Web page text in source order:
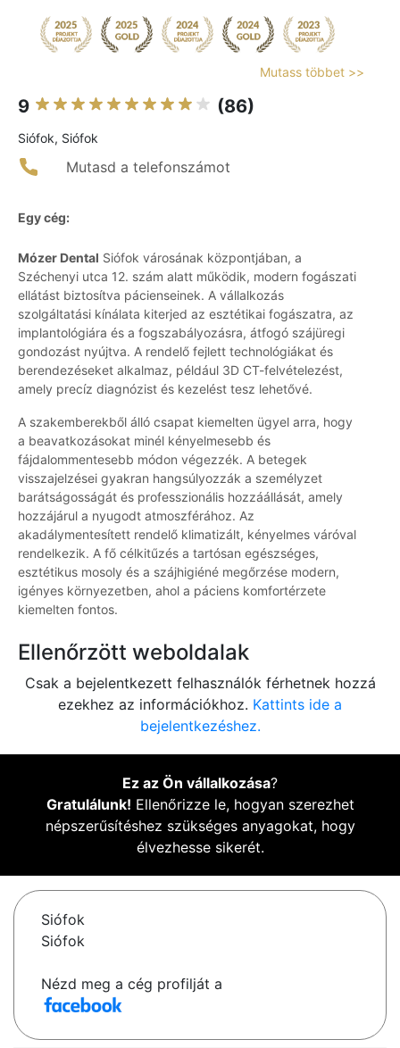
Mutass többet >>
9 (86)
Siófok, Siófok
Mutasd a telefonszámot
Egy cég:
Mózer Dental Siófok városának központjában, a
Széchenyi utca 12. szám alatt működik, modern fogászati
ellátást biztosítva pácienseinek. A vállalkozás
szolgáltatási kínálata kiterjed az esztétikai fogászatra, az
implantológiára és a fogszabályozásra, átfogó szájüregi
gondozást nyújtva. A rendelő fejlett technológiákat és
berendezéseket alkalmaz, például 3D CT-felvételezést,
amely precíz diagnózist és kezelést tesz lehetővé.
A szakemberekből álló csapat kiemelten ügyel arra, hogy
a beavatkozásokat minél kényelmesebb és
fájdalommentesebb módon végezzék. A betegek
visszajelzései gyakran hangsúlyozzák a személyzet
barátságosságát és professzionális hozzáállását, amely
hozzájárul a nyugodt atmoszférához. Az
akadálymentesített rendelő klimatizált, kényelmes váróval
rendelkezik. A fő célkitűzés a tartósan egészséges,
esztétikus mosoly és a szájhigiéné megőrzése modern,
igényes környezetben, ahol a páciens komfortérzete
kiemelten fontos.
Ellenőrzött weboldalak
Csak a bejelentkezett felhasználók férhetnek hozzá
ezekhez az információkhoz. Kattints ide a
bejelentkezéshez.
Ez az Ön vállalkozása?
Gratulálunk! Ellenőrizze le, hogyan szerezhet
népszerűsítéshez szükséges anyagokat, hogy
élvezhesse sikerét.
Siófok
Siófok
Nézd meg a cég profilját a